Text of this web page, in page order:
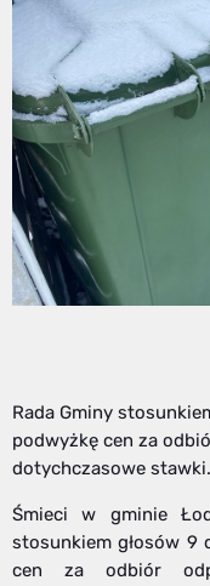
Rada Gminy
podwyżkę cen za
dotychczasowe stawki.
Śmieci w gminie
stosunkiem głosów 9
cen za odbiór